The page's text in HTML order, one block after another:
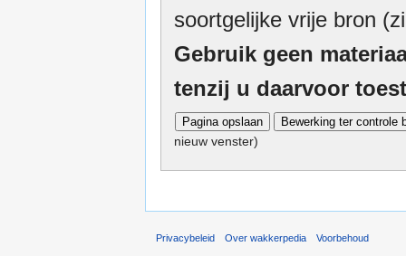
soortgelijke vrije bron
Gebruik geen
tenzij u daarvoor
nieuw venster)
Privacybeleid Over wakkerpedia Voorbehoud